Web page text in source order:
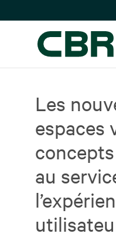
Les
espaces
au